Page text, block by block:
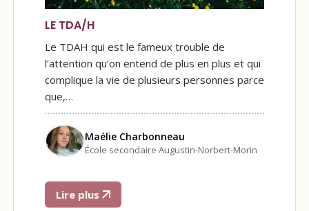
LE TDA/H
Le TDAH qui est le fameux trouble de
l’attention qu’on entend de plus en plus et qui
complique la vie de plusieurs personnes parce
que,…
Maélie Charbonneau
École secondaire Augustin-Norbert-Morin
Lire plus